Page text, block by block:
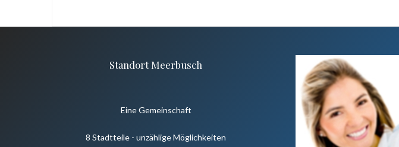
Standort Meerbusch
Eine Gemeinschaft
8 Stadtteile - unzählige Möglichkeiten